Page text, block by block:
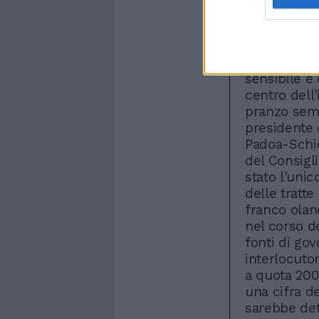
ritrovarsi
Palazzo
sensibile e
centro
pranzo
presidente
Padoa-
del
stato
delle tratte
franco
nel corso
fonti di
a quota
una cifra
sarebbe